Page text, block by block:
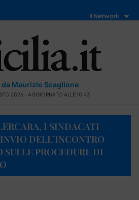
Il Network
da Maurizio Scaglione
2026 - AGGIORNATO ALLE 10:43
I SINDACATI
DELL’INCONTRO
SULLE PROCEDURE DI